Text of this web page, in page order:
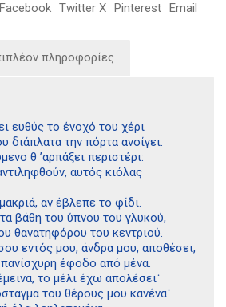
Facebook Twitter X Pinterest Email
πληροφορίες
ευθύς το ένοχό του χέρι
διάπλατα την πόρτα ανοίγει.
θ ’αρπάξει περιστέρι:
αυτός κιόλας
αν έβλεπε το φίδι.
βάθη του ύπνου του γλυκού,
θανατηφόρου του κεντριού.
εντός μου, άνδρα μου, αποθέσει,
έφοδο από μένα.
το μέλι έχω απολέσει˙
του θέρους μου κανένα˙